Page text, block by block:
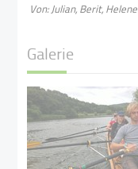
Von: Julian, Berit, Helene
Galerie